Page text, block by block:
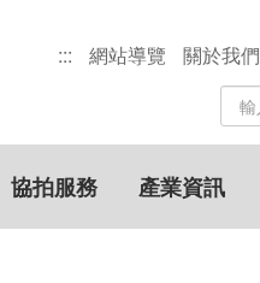
::: 網站導覽 關於我們
站
內
搜
尋
關
鍵
協拍服務 產業資訊